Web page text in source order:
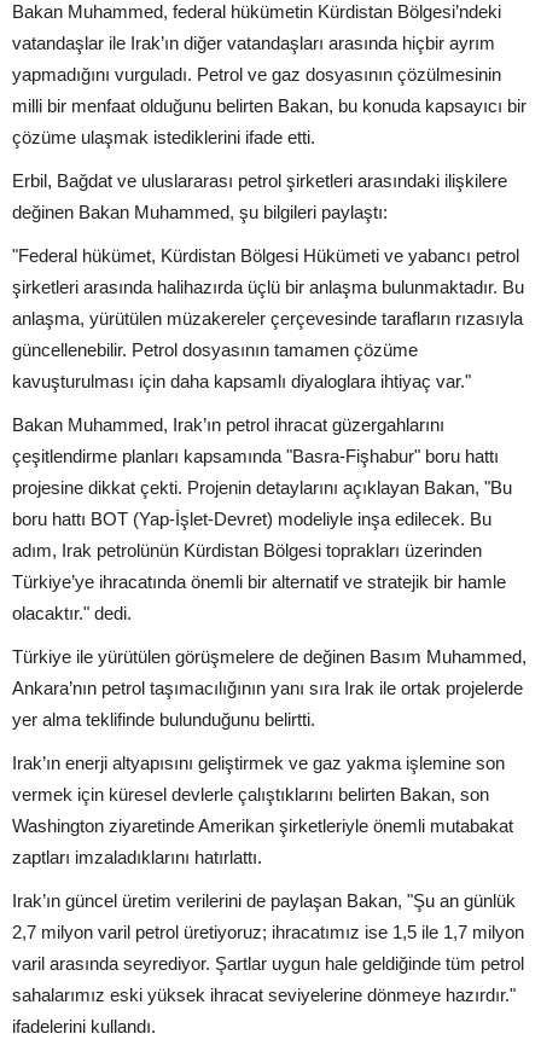
Bakan Muhammed, federal hükümetin Kürdistan Bölgesi’ndeki
vatandaşlar ile Irak’ın diğer vatandaşları arasında hiçbir ayrım
yapmadığını vurguladı. Petrol ve gaz dosyasının çözülmesinin
milli bir menfaat olduğunu belirten Bakan, bu konuda kapsayıcı bir
çözüme ulaşmak istediklerini ifade etti.
Erbil, Bağdat ve uluslararası petrol şirketleri arasındaki ilişkilere
değinen Bakan Muhammed, şu bilgileri paylaştı:
"Federal hükümet, Kürdistan Bölgesi Hükümeti ve yabancı petrol
şirketleri arasında halihazırda üçlü bir anlaşma bulunmaktadır. Bu
anlaşma, yürütülen müzakereler çerçevesinde tarafların rızasıyla
güncellenebilir. Petrol dosyasının tamamen çözüme
kavuşturulması için daha kapsamlı diyaloglara ihtiyaç var."
Bakan Muhammed, Irak’ın petrol ihracat güzergahlarını
çeşitlendirme planları kapsamında "Basra-Fişhabur" boru hattı
projesine dikkat çekti. Projenin detaylarını açıklayan Bakan, "Bu
boru hattı BOT (Yap-İşlet-Devret) modeliyle inşa edilecek. Bu
adım, Irak petrolünün Kürdistan Bölgesi toprakları üzerinden
Türkiye’ye ihracatında önemli bir alternatif ve stratejik bir hamle
olacaktır." dedi.
Türkiye ile yürütülen görüşmelere de değinen Basım Muhammed,
Ankara’nın petrol taşımacılığının yanı sıra Irak ile ortak projelerde
yer alma teklifinde bulunduğunu belirtti.
Irak’ın enerji altyapısını geliştirmek ve gaz yakma işlemine son
vermek için küresel devlerle çalıştıklarını belirten Bakan, son
Washington ziyaretinde Amerikan şirketleriyle önemli mutabakat
zaptları imzaladıklarını hatırlattı.
Irak’ın güncel üretim verilerini de paylaşan Bakan, "Şu an günlük
2,7 milyon varil petrol üretiyoruz; ihracatımız ise 1,5 ile 1,7 milyon
varil arasında seyrediyor. Şartlar uygun hale geldiğinde tüm petrol
sahalarımız eski yüksek ihracat seviyelerine dönmeye hazırdır."
ifadelerini kullandı.